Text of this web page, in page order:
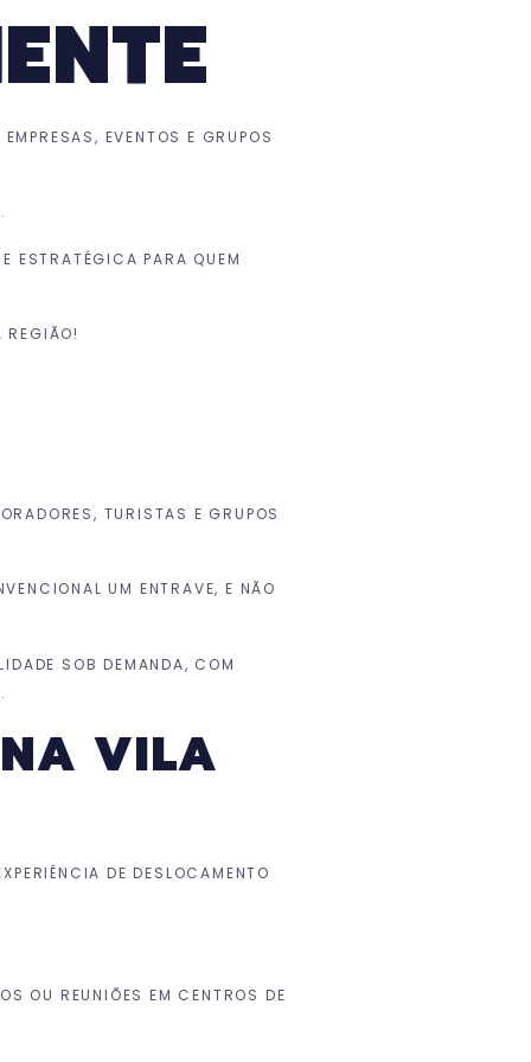
EVENTOS E GRUPOS
ESTRATÉGICA PARA QUEM
REGIÃO!
TURISTAS E GRUPOS
UM ENTRAVE, E NÃO
SOB DEMANDA, COM
VILA
DE DESLOCAMENTO
OU REUNIÕES EM CENTROS DE